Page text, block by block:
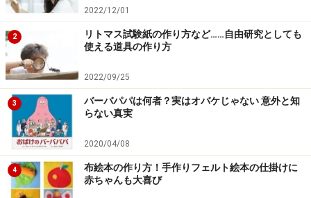
2022/12/01
2
リトマス試験紙の作り方など……自由研究としても
使える道具の作り方
2022/09/25
3
バーバパパは何者？実はオバケじゃない 意外と知
らない真実
2020/04/08
4
布絵本の作り方！手作りフェルト絵本の仕掛けに
赤ちゃんも大喜び